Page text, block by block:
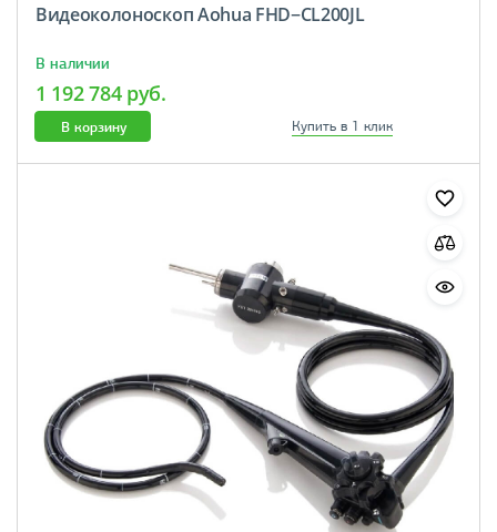
Видеоколоноскоп Aohua FHD−CL200JL
В наличии
1 192 784 руб.
В корзину Купить в 1 клик